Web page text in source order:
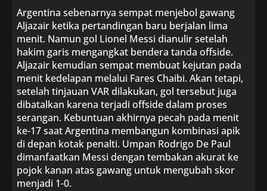
Argentina sebenarnya sempat menjebol gawang
Aljazair ketika pertandingan baru berjalan lima
menit. Namun gol Lionel Messi dianulir setelah
hakim garis mengangkat bendera tanda offside.
Aljazair kemudian sempat membuat kejutan pada
menit kedelapan melalui Fares Chaibi. Akan tetapi,
setelah tinjauan VAR dilakukan, gol tersebut juga
dibatalkan karena terjadi offside dalam proses
serangan. Kebuntuan akhirnya pecah pada menit
ke-17 saat Argentina membangun kombinasi apik
di depan kotak penalti. Umpan Rodrigo De Paul
dimanfaatkan Messi dengan tembakan akurat ke
pojok kanan atas gawang untuk mengubah skor
menjadi 1-0.